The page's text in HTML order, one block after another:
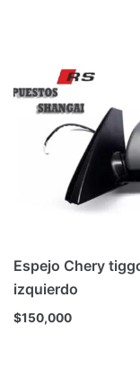
Espejo Chery
izquierdo
$150,000